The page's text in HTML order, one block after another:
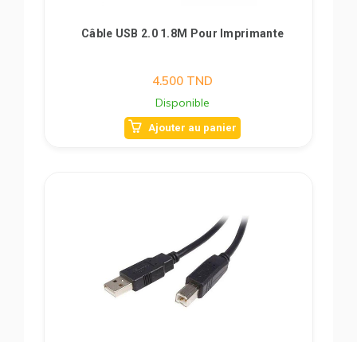
Câble USB 2.0 1.8M Pour Imprimante
4.500 TND
Disponible
Ajouter au panier